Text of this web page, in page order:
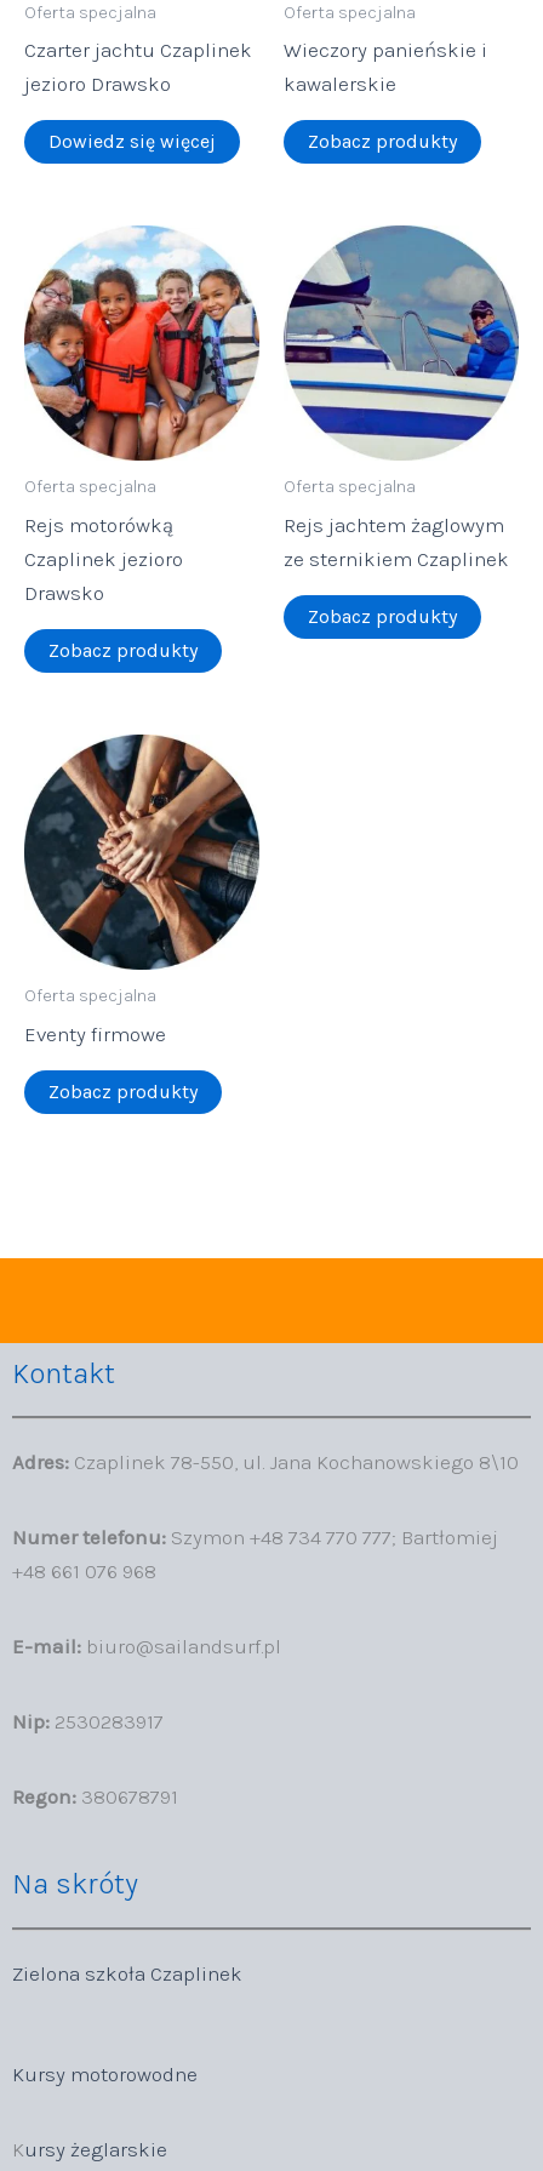
Oferta specjalna
Czarter jachtu Czaplinek
jezioro Drawsko
Dowiedz się więcej
Oferta specjalna
Wieczory panieńskie i
kawalerskie
Zobacz produkty
Oferta specjalna
Rejs motorówką
Czaplinek jezioro
Drawsko
Zobacz produkty
Oferta specjalna
Rejs jachtem żaglowym
ze sternikiem Czaplinek
Zobacz produkty
Oferta specjalna
Eventy firmowe
Zobacz produkty
Kontakt
Adres: Czaplinek 78-550, ul. Jana Kochanowskiego 8\10
Numer telefonu: Szymon +48 734 770 777; Bartłomiej
+48 661 076 968
E-mail: biuro@sailandsurf.pl
Nip: 2530283917
Regon: 380678791
Na skróty
Zielona szkoła Czaplinek
Kursy motorowodne
Kursy żeglarskie